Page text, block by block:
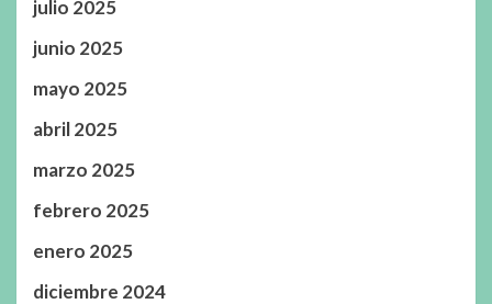
julio 2025
junio 2025
mayo 2025
abril 2025
marzo 2025
febrero 2025
enero 2025
diciembre 2024